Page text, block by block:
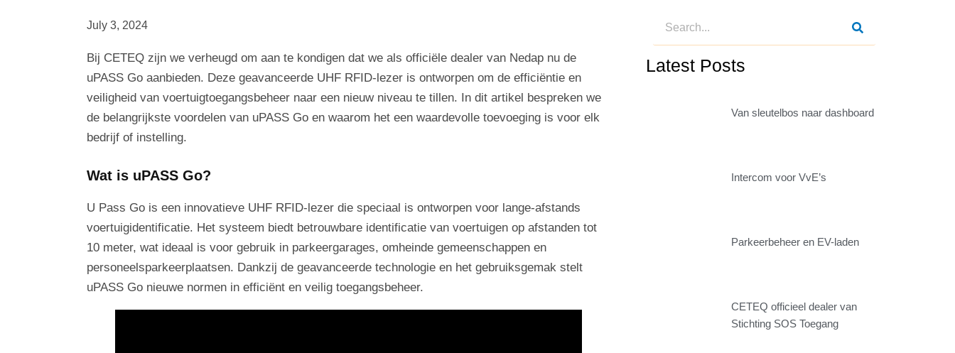
July 3, 2024
Bij CETEQ zijn we verheugd om aan te kondigen dat we als officiële dealer van Nedap nu de
uPASS Go aanbieden. Deze geavanceerde UHF RFID-lezer is ontworpen om de efficiëntie en
veiligheid van voertuigtoegangsbeheer naar een nieuw niveau te tillen. In dit artikel bespreken we
de belangrijkste voordelen van uPASS Go en waarom het een waardevolle toevoeging is voor elk
bedrijf of instelling.
Wat is uPASS Go?
U Pass Go is een innovatieve UHF RFID-lezer die speciaal is ontworpen voor lange-afstands
voertuigidentificatie. Het systeem biedt betrouwbare identificatie van voertuigen op afstanden tot
10 meter, wat ideaal is voor gebruik in parkeergarages, omheinde gemeenschappen en
personeelsparkeerplaatsen. Dankzij de geavanceerde technologie en het gebruiksgemak stelt
uPASS Go nieuwe normen in efficiënt en veilig toegangsbeheer.
Latest Posts
Van sleutelbos naar dashboard
Intercom voor VvE’s
Parkeerbeheer en EV-laden
CETEQ officieel dealer van
Stichting SOS Toegang